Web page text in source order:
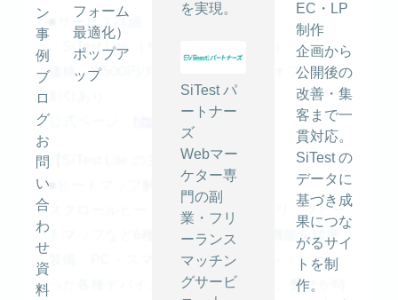
ン
事
例
ブ
ロ
グ
お
問
い
合
わ
せ
資
料
フォーム
最適化）
ポップア
ップ
を実現。
SiTest パ
ートナー
ズ
Webマー
ケター専
門の副
業・フリ
ーランス
マッチン
グサービ
EC・LP
制作
企画から
公開後の
改善・集
客まで一
貫対応。
SiTest の
データに
基づき成
果につな
がるサイ
トを制
作。
■サービス詳細
「SiTest Lite （サイテスト・ライト）」
価格：8,500円/月額（税抜）※初回オファー時
公式ページ：
https://sitest.jp/lite/
【SiTest Lite の主な機能】
■ヒートマップ解析機能
スクロールヒートマップやマウスクリックヒー
トマップなど6種類のヒートマップ機能を標準
装備。PC・スマートフォン・タブレットとい
った各種デバイスの分析ができます。弊社が特